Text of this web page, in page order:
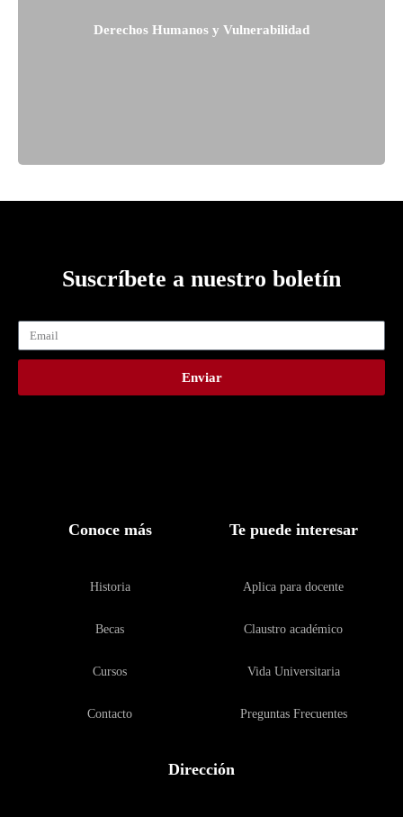
Derechos Humanos y Vulnerabilidad
Suscríbete a nuestro boletín
Enviar
Conoce más
Historia
Becas
Cursos
Contacto
Te puede interesar
Aplica para docente
Claustro académico
Vida Universitaria
Preguntas Frecuentes
Dirección